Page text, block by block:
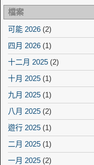
檔案
可能 2026 (2)
四月 2026 (1)
十二月 2025 (2)
十月 2025 (1)
九月 2025 (1)
八月 2025 (2)
遊行 2025 (1)
二月 2025 (1)
一月 2025 (2)